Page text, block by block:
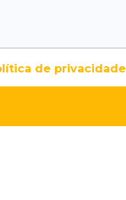
de privacidade